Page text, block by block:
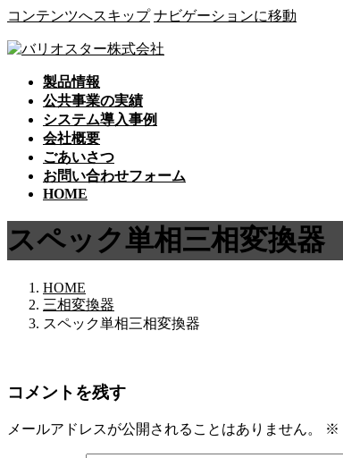
コンテンツへスキップ ナビゲーションに移動
製品情報
公共事業の実績
システム導入事例
会社概要
ごあいさつ
お問い合わせフォーム
HOME
スペック単相三相変換器
HOME
三相変換器
スペック単相三相変換器
コメントを残す
メールアドレスが公開されることはありません。 ※